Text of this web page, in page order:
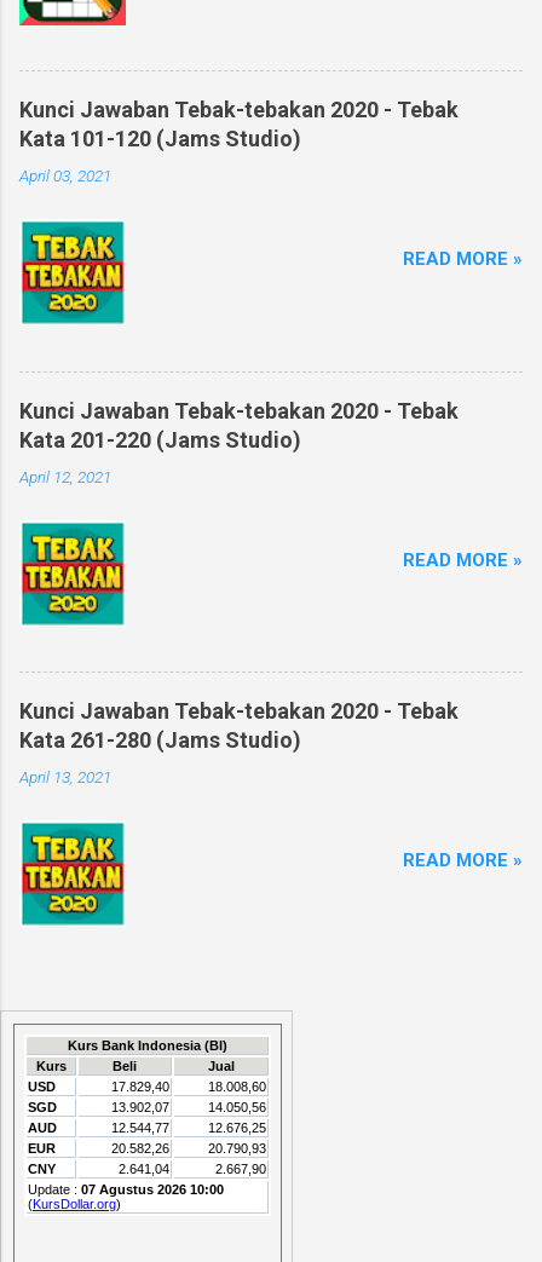
Kunci Jawaban Tebak-tebakan 2020 - Tebak
Kata 101-120 (Jams Studio)
April 03, 2021
READ MORE »
Kunci Jawaban Tebak-tebakan 2020 - Tebak
Kata 201-220 (Jams Studio)
April 12, 2021
READ MORE »
Kunci Jawaban Tebak-tebakan 2020 - Tebak
Kata 261-280 (Jams Studio)
April 13, 2021
READ MORE »